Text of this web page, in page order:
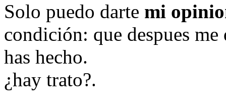
Solo puedo darte mi
condición: que despues
has hecho.
¿hay trato?.